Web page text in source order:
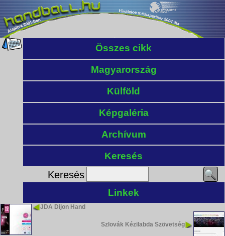
Összes cikk
Magyarország
Külföld
Képgaléria
Archívum
Keresés
Keresés
Linkek
JDA Dijon Hand
Szlovák Kézilabda Szövetség